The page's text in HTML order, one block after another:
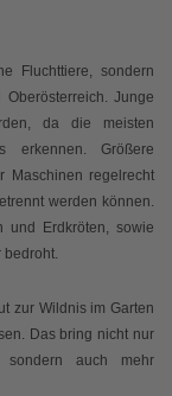
Fluchttiere, sondern
Junge
da die meisten
erkennen. Größere
Maschinen regelrecht
werden können.
und Erdkröten, sowie
zur Wildnis im Garten
Das bring nicht nur
sondern auch mehr